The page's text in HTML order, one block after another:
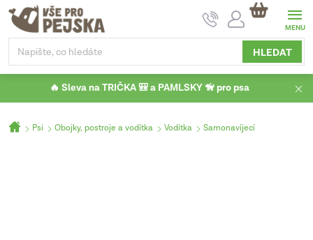
Přejít
obsah
HLEDAT
NÁKUPNÍ
KOŠÍK
🔥 Sleva na TRIČKA 🎒 a PAMLSKY 🦮 pro psa
Domů
Psi Obojky, postroje a vodítka Vodítka Samonavíjecí